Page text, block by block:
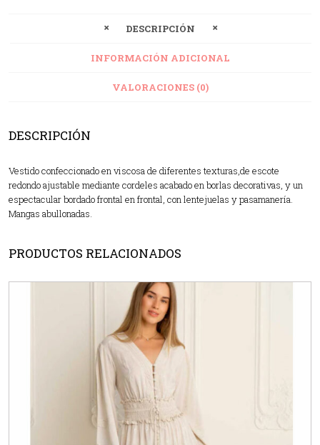
DESCRIPCIÓN
INFORMACIÓN ADICIONAL
VALORACIONES (0)
DESCRIPCIÓN
Vestido confeccionado en viscosa de diferentes texturas,de escote
redondo ajustable mediante cordeles acabado en borlas decorativas, y un
espectacular bordado frontal en frontal, con lentejuelas y pasamanería.
Mangas abullonadas.
PRODUCTOS RELACIONADOS